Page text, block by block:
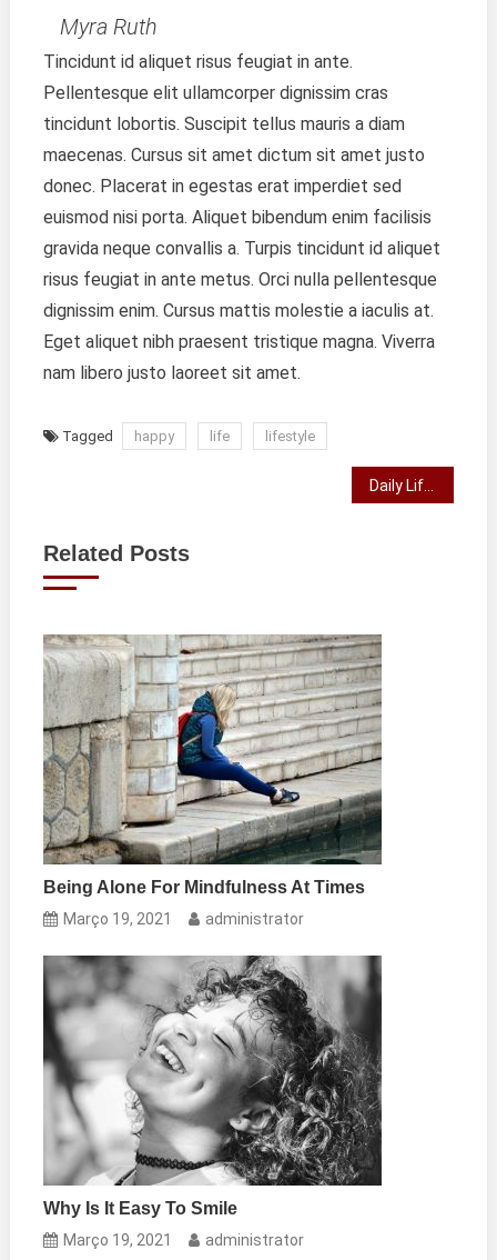
Myra Ruth
Tincidunt id aliquet risus feugiat in ante.
Pellentesque elit ullamcorper dignissim cras
tincidunt lobortis. Suscipit tellus mauris a diam
maecenas. Cursus sit amet dictum sit amet justo
donec. Placerat in egestas erat imperdiet sed
euismod nisi porta. Aliquet bibendum enim facilisis
gravida neque convallis a. Turpis tincidunt id aliquet
risus feugiat in ante metus. Orci nulla pellentesque
dignissim enim. Cursus mattis molestie a iaculis at.
Eget aliquet nibh praesent tristique magna. Viverra
nam libero justo laoreet sit amet.
Tagged happy life lifestyle
artigos
Daily Life Of A Common Man
Related Posts
Being Alone For Mindfulness At Times
Março 19, 2021 administrator
Why Is It Easy To Smile
Março 19, 2021 administrator